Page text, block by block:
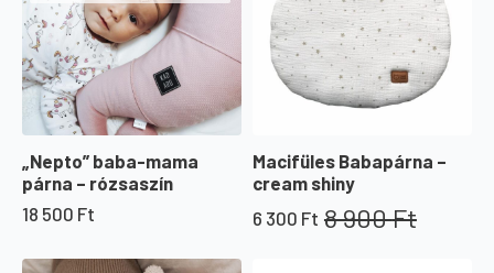
„Nepto” baba-mama
párna – rózsaszín
18 500 Ft
Macifüles Babapárna –
cream shiny
8 900Ft
Original
6 300 Ft
Current